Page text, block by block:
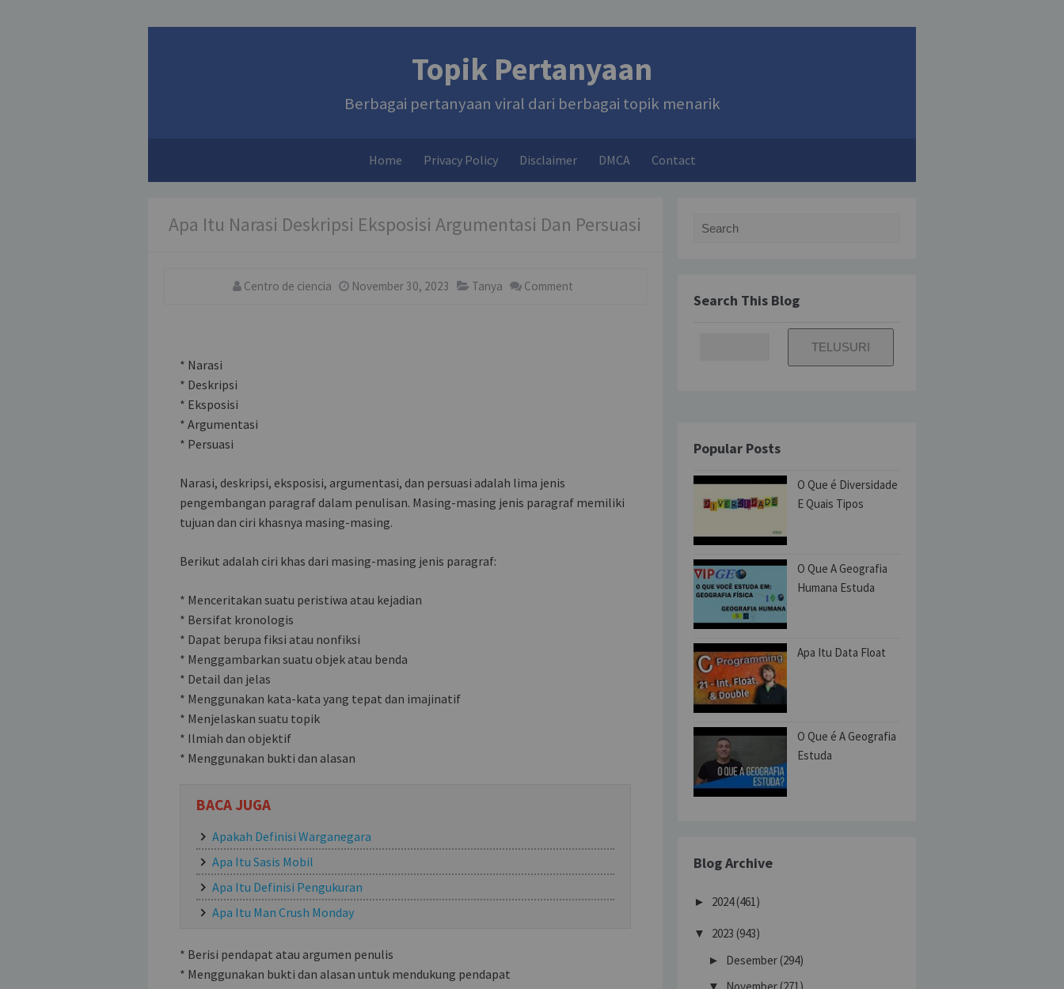
Topik Pertanyaan
Berbagai pertanyaan viral dari berbagai topik menarik
Home Privacy Policy Disclaimer DMCA Contact
Apa Itu Narasi Deskripsi Eksposisi Argumentasi Dan Persuasi
Centro de ciencia November 30, 2023 Tanya Comment
* Narasi
* Deskripsi
* Eksposisi
* Argumentasi
* Persuasi
Narasi, deskripsi, eksposisi, argumentasi, dan persuasi adalah lima jenis
pengembangan paragraf dalam penulisan. Masing-masing jenis paragraf memiliki
tujuan dan ciri khasnya masing-masing.
Berikut adalah ciri khas dari masing-masing jenis paragraf:
* Menceritakan suatu peristiwa atau kejadian
* Bersifat kronologis
* Dapat berupa fiksi atau nonfiksi
* Menggambarkan suatu objek atau benda
* Detail dan jelas
* Menggunakan kata-kata yang tepat dan imajinatif
* Menjelaskan suatu topik
* Ilmiah dan objektif
* Menggunakan bukti dan alasan
BACA JUGA
Apakah Definisi Warganegara
Apa Itu Sasis Mobil
Apa Itu Definisi Pengukuran
Apa Itu Man Crush Monday
* Berisi pendapat atau argumen penulis
* Menggunakan bukti dan alasan untuk mendukung pendapat
Search for:
Search This Blog
Popular Posts
O Que é Diversidade
E Quais Tipos
O Que A Geografia
Humana Estuda
Apa Itu Data Float
O Que é A Geografia
Estuda
Blog Archive
► 2024(461)
▼ 2023 (943)
► Desember (294)